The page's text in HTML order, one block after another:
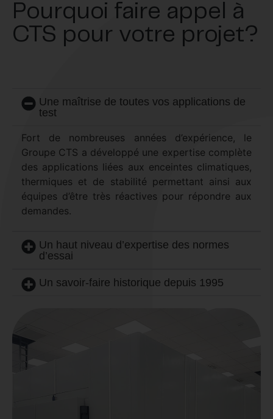
Pourquoi faire appel à
CTS pour votre projet?
Une maîtrise de toutes vos applications de
test
Fort de nombreuses années d’expérience, le
Groupe CTS a développé une expertise complète
des applications liées aux enceintes climatiques,
thermiques et de stabilité permettant ainsi aux
équipes d’être très réactives pour répondre aux
demandes.
Un haut niveau d’expertise des normes
d’essai
Un savoir-faire historique depuis 1995